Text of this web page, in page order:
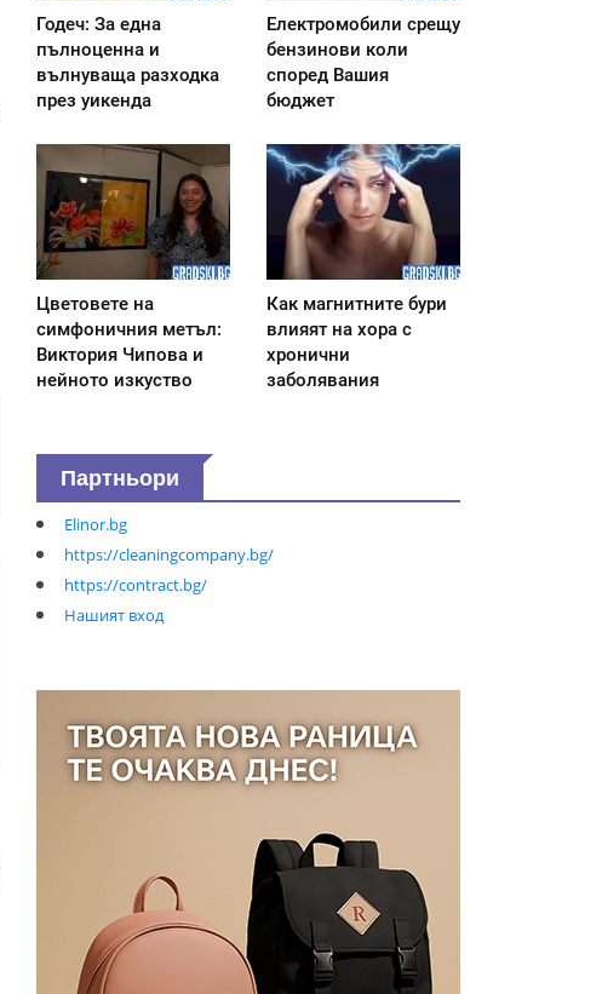
Годеч: За една
пълноценна и
вълнуваща разходка
през уикенда
Електромобили срещу
бензинови коли
според Вашия
бюджет
Цветовете на
симфоничния метъл:
Виктория Чипова и
нейното изкуство
Как магнитните бури
влияят на хора с
хронични
заболявания
Партньори
Elinor.bg
https://cleaningcompany.bg/
https://contract.bg/
Нашият вход